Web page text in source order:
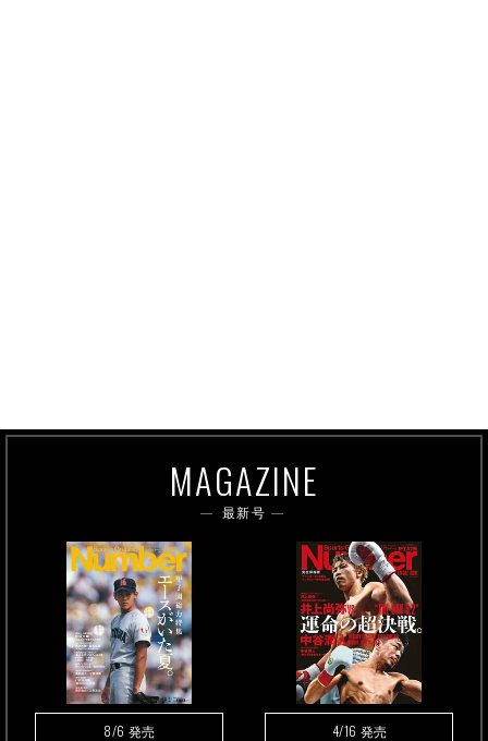
MAGAZINE
最新号
8/6 発売 4/16 発売